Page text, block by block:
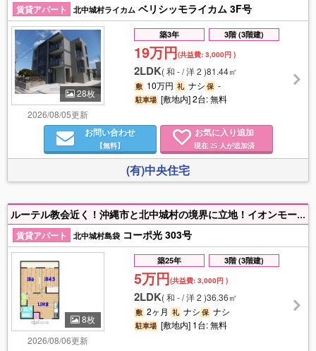
賃貸アパート
北中城村ライカム ベリシッモライカム 3F号
28枚
2026/08/05更新
築3年 3階 (3階建)
19万円(共益費:3,000円 )
2LDK(和 - / 洋 2 )81.44㎡
敷 10万円 礼 ナシ保 -
駐車場 [敷地内] 2台: 無料
お問い合わせ
【無料】
お気に入り追加
現在 25人が追加済
(有)中央住宅
ルーテル教会近く！沖縄市と北中城村の境界に立地！イオンモールライカムも近くで便利です！オール洋間でバストイレ別！お手頃家賃♪
賃貸アパート
北中城村島袋 コーポ光 303号
8枚
2026/08/06更新
築25年 3階 (3階建)
5万円(共益費:3,000円 )
2LDK(和 - / 洋 2 )36.36㎡
敷 2ヶ月 礼 ナシ保 ナシ
駐車場 [敷地内] 1台: 無料